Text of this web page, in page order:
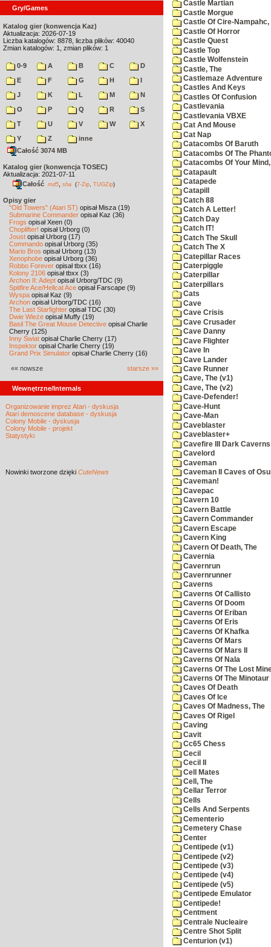
Gry/Games
Katalog gier (konwencja Kaz)
Aktualizacja: 2026-07-19
Liczba katalogów: 8878, liczba plików: 40040
Zmian katalogów: 1, zmian plików: 1
0-9 A B C
D
E
F G H
I
J
K L M
N
O
P Q R
S
T
U V W
X
Y
Z
inne
Całość 3074 MB
Katalog gier (konwencja TOSEC)
Aktualizacja: 2021-07-11
Całość md5 sha (7-Zip TUGZip)
Opisy gier
"Old Towers" (Atari ST) opisał Misza (19)
Submarine Commander opisał Kaz (36)
Frogs opisał Xeen (0)
Choplifter! opisał Urborg (0)
Joust opisał Urborg (17)
Commando opisał Urborg (35)
Mario Bros opisał Urborg (13)
Xenophobe opisał Urborg (36)
Robbo Forever opisał tbxx (16)
Kolony 2106 opisał tbxx (3)
Archon II: Adept opisał Urborg/TDC (9)
Spitfire Ace/Hellcat Ace opisał Farscape (9)
Wyspa opisał Kaz (9)
Archon opisał Urborg/TDC (16)
The Last Starfighter opisał TDC (30)
Dwie Wieże opisał Muffy (19)
Basil The Great Mouse Detective opisał Charlie
Cherry (125)
Inny Świat opisał Charlie Cherry (17)
Inspektor opisał Charlie Cherry (19)
Grand Prix Simulator opisał Charlie Cherry (16)
«« nowsze starsze »»
Wewnętrzne/Internals
Organizowanie imprez Atari - dyskusja
Atari demoscene database - dyskusja
Colony Mobile - dyskusja
Colony Mobile - projekt
Statystyki
Nowinki tworzone dzięki CuteNews
Castle Martian
Castle Morgue
Castle Of Cire-Nampahc,
Castle Of Horror
Castle Quest
Castle Top
Castle Wolfenstein
Castle, The
Castlemaze Adventure
Castles And Keys
Castles Of Confusion
Castlevania
Castlevania VBXE
Cat And Mouse
Cat Nap
Catacombs Of Baruth
Catacombs Of The
Catacombs Of Your
Catapault
Catapede
Catapill
Catch 88
Catch A Letter!
Catch Day
Catch IT!
Catch The Skull
Catch The X
Catepillar Races
Caterpiggle
Caterpillar
Caterpillars
Cats
Cave
Cave Crisis
Cave Crusader
Cave Danny
Cave Flighter
Cave In
Cave Lander
Cave Runner
Cave, The (v1)
Cave, The (v2)
Cave-Defender!
Cave-Hunt
Cave-Man
Caveblaster
Caveblaster+
Cavefire III Dark Caverns
Cavelord
Caveman
Caveman II Caves of
Caveman!
Cavepac
Cavern 10
Cavern Battle
Cavern Commander
Cavern Escape
Cavern King
Cavern Of Death, The
Cavernia
Cavernrun
Cavernrunner
Caverns
Caverns Of Callisto
Caverns Of Doom
Caverns Of Eriban
Caverns Of Eris
Caverns Of Khafka
Caverns Of Mars
Caverns Of Mars II
Caverns Of Nala
Caverns Of The Lost
Caverns Of The Minotaur
Caves Of Death
Caves Of Ice
Caves Of Madness, The
Caves Of Rigel
Caving
Cavit
Cc65 Chess
Cecil
Cecil II
Cell Mates
Cell, The
Cellar Terror
Cells
Cells And Serpents
Cementerio
Cemetery Chase
Center
Centipede (v1)
Centipede (v2)
Centipede (v3)
Centipede (v4)
Centipede (v5)
Centipede Emulator
Centipede!
Centment
Centrale Nucleaire
Centre Shot Split
Centurion (v1)